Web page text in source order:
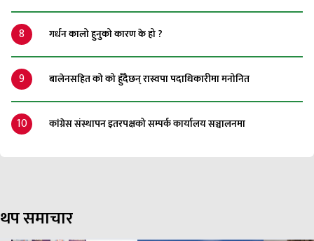
8 गर्धन कालो हुनुको कारण के हो ?
9 बालेनसहित को को हुँदैछन् रास्वपा पदाधिकारीमा मनोनित
10 कांग्रेस संस्थापन इतरपक्षको सम्पर्क कार्यालय सञ्चालनमा
थप समाचार